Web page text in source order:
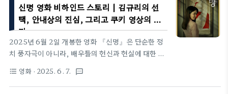
신명 영화 비하인드 스토리 | 김규리의 선
택, 안내상의 진심, 그리고 쿠키 영상의 의
미
2025년 6월 2일 개봉한 영화 『신명』은 단순한 정
치 풍자극이 아니라, 배우들의 헌신과 현실에 대한 울
상의 인터뷰, 그리고 방송에서 공개된 여러 비하인드
이야기들을 바탕으로 『신명』이 가진 의미와 뒷이야
format_list_bulleted 영화 · 2025. 6. 7. textsms